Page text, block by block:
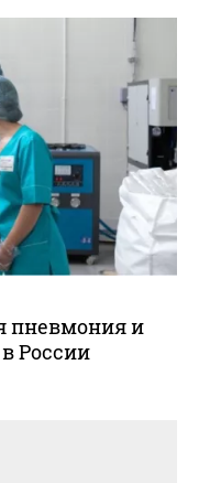
пневмония и
России